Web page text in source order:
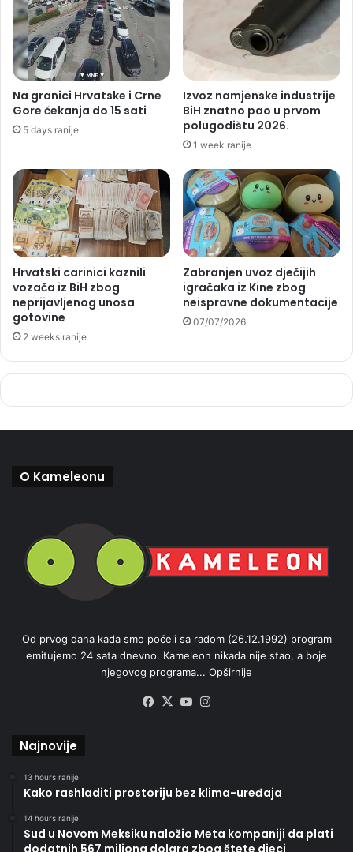
Na granici Hrvatske i Crne
Gore čekanja do 15 sati
5 days ranije
Izvoz namjenske industrije
BiH znatno pao u prvom
polugodištu 2026.
1 week ranije
Hrvatski carinici kaznili
vozača iz BiH zbog
neprijavljenog unosa
gotovine
2 weeks ranije
Zabranjen uvoz dječijih
igračaka iz Kine zbog
neispravne dokumentacije
07/07/2026
O Kameleonu
Od prvog dana kada smo počeli sa radom (26.12.1992) program
emitujemo 24 sata dnevno. Kameleon nikada nije stao, a boje
njegovog programa... Opširnije
Facebook
X YouTube
Najnovije
13 hours ranije
Kako rashladiti prostoriju bez klima-uređaja
14 hours ranije
Sud u Novom Meksiku naložio Meta kompaniji da plati